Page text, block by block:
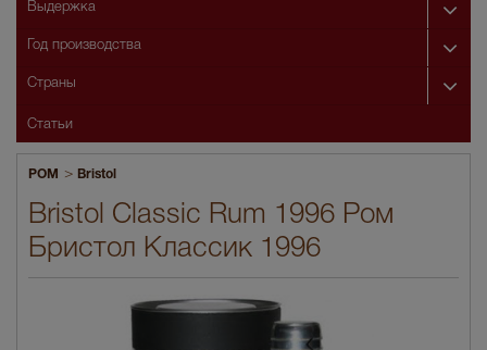
РОМ > Bristol
Bristol Classic Rum 1996 Ром
Бристол Классик 1996
Выдержка
Год производства
Страны
Статьи